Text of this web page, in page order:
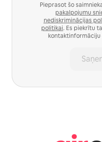
Pieprasot šo
pakalpojumu
nediskriminācijas
politikai. Es piekrītu
kontaktinformāciju